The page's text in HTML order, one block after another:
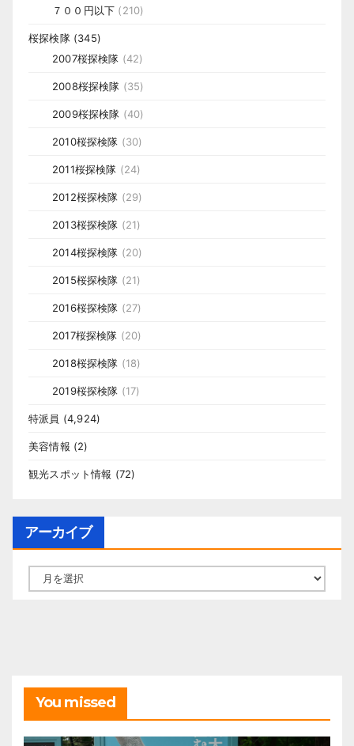
７００円以下 (210)
桜探検隊(345)
2007桜探検隊 (42)
2008桜探検隊 (35)
2009桜探検隊 (40)
2010桜探検隊 (30)
2011桜探検隊 (24)
2012桜探検隊 (29)
2013桜探検隊 (21)
2014桜探検隊 (20)
2015桜探検隊 (21)
2016桜探検隊 (27)
2017桜探検隊 (20)
2018桜探検隊 (18)
2019桜探検隊 (17)
特派員 (4,924)
美容情報 (2)
観光スポット情報 (72)
アーカイブ
ー
You missed